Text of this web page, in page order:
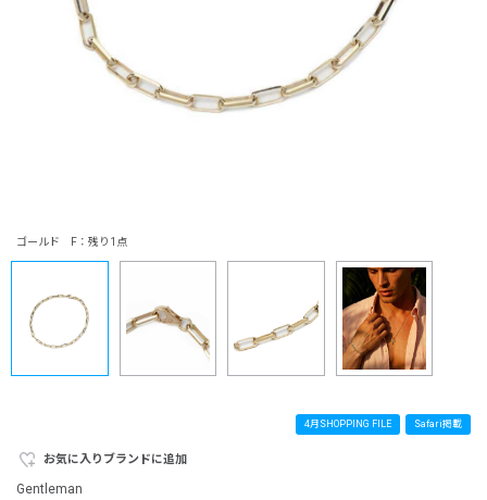
ゴールド F：残り1点
Safari掲載
4月SHOPPING FILE
お気に入りブランドに追加
Gentleman